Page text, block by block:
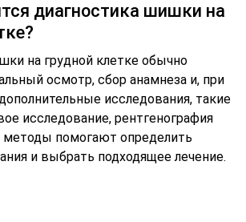
диагностика шишки на
на грудной клетке обычно
осмотр, сбор анамнеза и, при
исследования, такие
исследование, рентгенография
методы помогают определить
и выбрать подходящее лечение.